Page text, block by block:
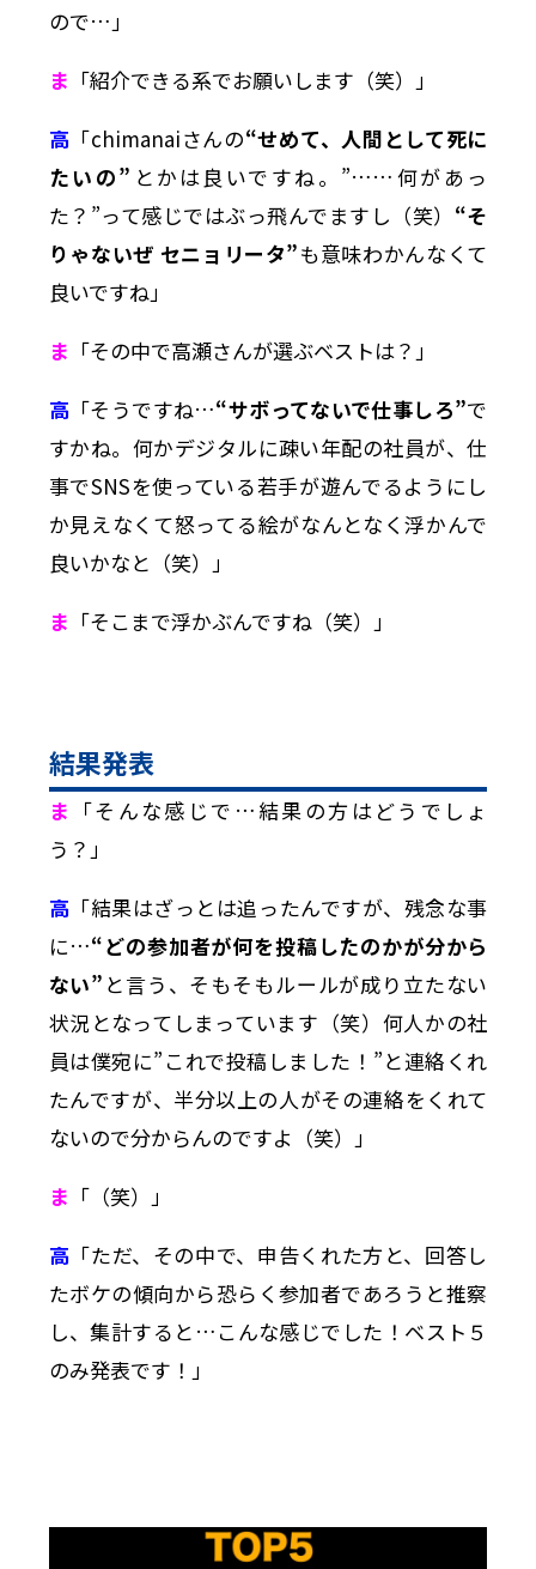
ので…」
ま 「紹介できる系でお願いします（笑）」
高 「chimanaiさんの“せめて、人間として死に
たいの” とかは良いですね。”……何があっ
た？”って感じではぶっ飛んでますし（笑） “そ
りゃないぜ セニョリータ”も意味わかんなくて
良いですね」
ま 「その中で高瀬さんが選ぶベストは？」
高 「そうですね…“サボってないで仕事しろ”で
すかね。何かデジタルに疎い年配の社員が、仕
事でSNSを使っている若手が遊んでるようにし
か見えなくて怒ってる絵がなんとなく浮かんで
良いかなと（笑）」
ま 「そこまで浮かぶんですね（笑）」
結果発表
ま 「そんな感じで…結果の方はどうでしょ
う？」
高 「結果はざっとは追ったんですが、残念な事
に…“どの参加者が何を投稿したのかが分から
ない” と言う、そもそもルールが成り立たない
状況となってしまっています（笑）何人かの社
員は僕宛に”これで投稿しました！”と連絡くれ
たんですが、半分以上の人がその連絡をくれて
ないので分からんのですよ（笑）」
ま 「（笑）」
高 「ただ、その中で、申告くれた方と、回答し
たボケの傾向から恐らく参加者であろうと推察
し、集計すると…こんな感じでした！ベスト５
のみ発表です！」